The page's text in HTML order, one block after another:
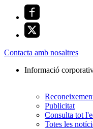
Contacta amb nosaltres
Informació
Publicitat
Consulta tot
Totes les